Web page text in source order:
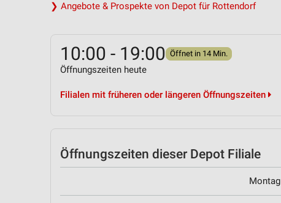
❯ Angebote & Prospekte von Depot für Rottendorf
10:00 - 19:00 Öffnet in 14 Min.
Öffnungszeiten heute
Filialen mit früheren oder längeren Öffnungszeiten
Öffnungszeiten dieser Depot Filiale
Montag